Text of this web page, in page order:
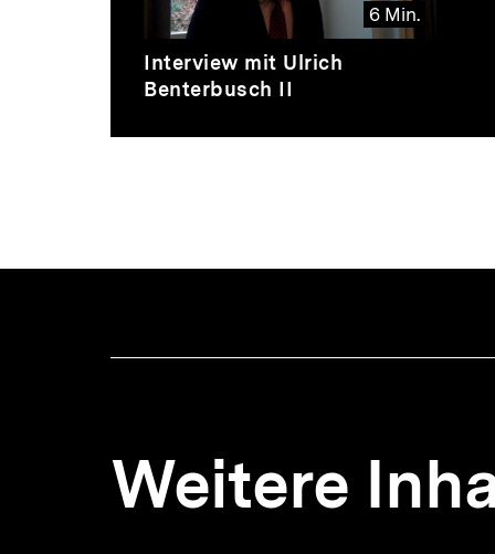
6 Min.
Video
Dauer
6
Min.
Interview mit Ulrich
Benterbusch II
Weitere